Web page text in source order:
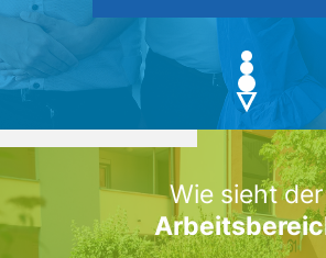
Wie sieht der